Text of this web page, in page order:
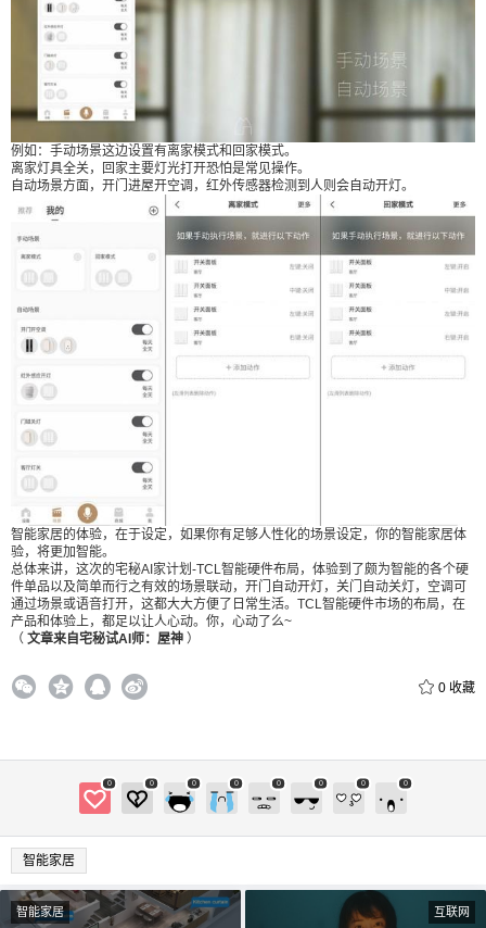
例如：手动场景这边设置有离家模式和回家模式。
离家灯具全关，回家主要灯光打开恐怕是常见操作。
自动场景方面，开门进屋开空调，红外传感器检测到人则会自动开灯。
智能家居的体验，在于设定，如果你有足够人性化的场景设定，你的智能家居体
验，将更加智能。
总体来讲，这次的宅秘AI家计划-TCL智能硬件布局，体验到了颇为智能的各个硬
件单品以及简单而行之有效的场景联动，开门自动开灯，关门自动关灯，空调可
通过场景或语音打开，这都大大方便了日常生活。TCL智能硬件市场的布局，在
产品和体验上，都足以让人心动。你，心动了么~
（ 文章来自宅秘试AI师：屋神 ）
0 收藏
0 0 0 0 0 0 0 0
智能家居
智能家居 互联网